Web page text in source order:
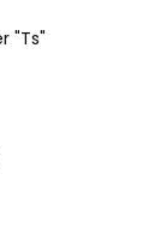
"Ts"